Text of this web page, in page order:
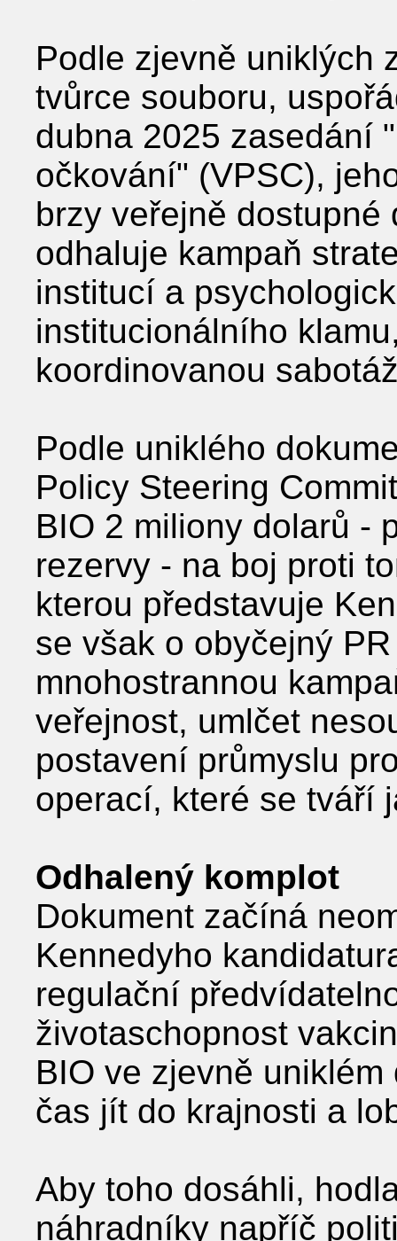
Podle zjevně uniklých
tvůrce souboru,
dubna 2025 zasedání
očkování" (VPSC),
brzy veřejně
odhaluje kampaň
institucí a
institucionálního
koordinovanou
Podle uniklého
Policy Steering
BIO 2 miliony dolarů -
rezervy - na boj proti
kterou představuje
se však o obyčejný
mnohostrannou
veřejnost, umlčet
postavení průmyslu
operací, které se tváří
Odhalený komplot
Dokument začíná
Kennedyho
regulační
životaschopnost
BIO ve zjevně
čas jít do krajnosti a
Aby toho dosáhli,
náhradníky napříč